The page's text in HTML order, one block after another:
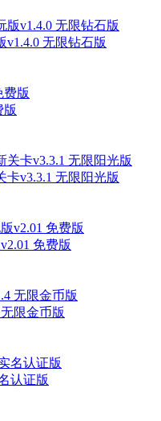
无限钻石版
版
卡v3.3.1 无限阳光版
免费版
限金币版
认证版